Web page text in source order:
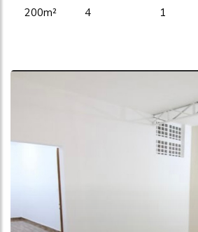
200m²
4
1